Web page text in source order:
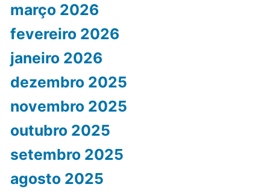
março 2026
fevereiro 2026
janeiro 2026
dezembro 2025
novembro 2025
outubro 2025
setembro 2025
agosto 2025